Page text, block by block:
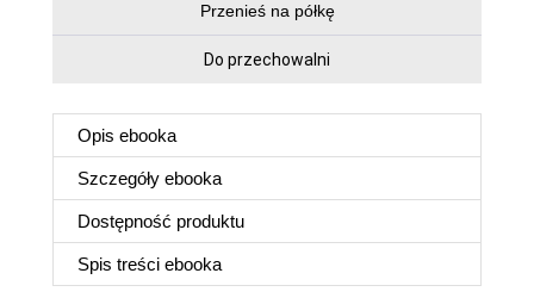
Przenieś na półkę
Do przechowalni
Opis ebooka
Szczegóły ebooka
Dostępność produktu
Spis treści ebooka